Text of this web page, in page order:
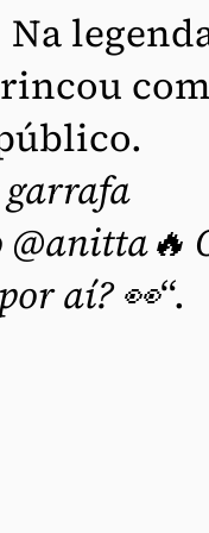
garrafa
aí? 👀“.